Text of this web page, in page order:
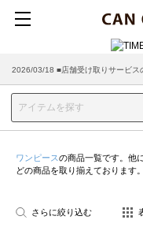
2026/03/18 ■店舗受け取りサービス
ワンピースの商品一覧です。他
どの商品を取り揃えております。
さらに絞り込む